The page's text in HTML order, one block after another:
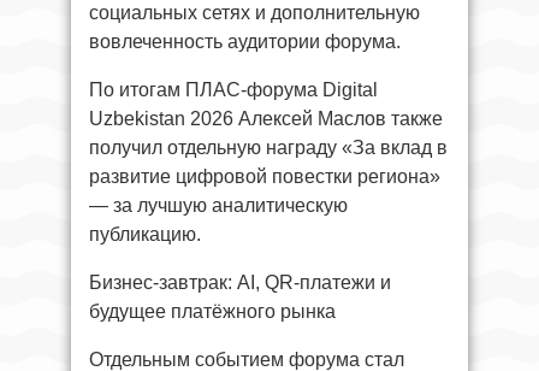
социальных сетях и дополнительную
вовлеченность аудитории форума.
По итогам ПЛАС-форума Digital
Uzbekistan 2026 Алексей Маслов также
получил отдельную награду «За вклад в
развитие цифровой повестки региона»
— за лучшую аналитическую
публикацию.
Бизнес-завтрак: AI, QR-платежи и
будущее платёжного рынка
Отдельным событием форума стал